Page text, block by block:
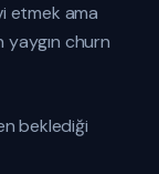
etmek ama
yaygın churn
beklediği